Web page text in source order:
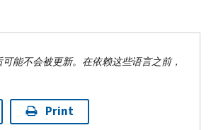
能不会被更新。在依赖这些语言之前，
Print